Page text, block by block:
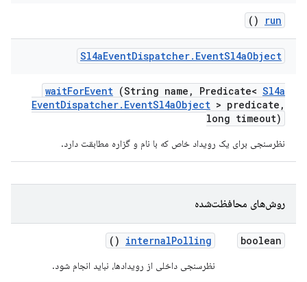
run
()
Sl4aEventDispatcher. EventSl4aObject
waitForEvent (String name , Predicate< Sl4a
EventDispatcher. EventSl4aObject > predicate ,
long timeout)
نظرسنجی برای یک رویداد خاص که با نام و گزاره مطابقت دارد.
روش‌های محافظت‌شده
boolean
internalPolling
()
نظرسنجی داخلی از رویدادها، نباید انجام شود.